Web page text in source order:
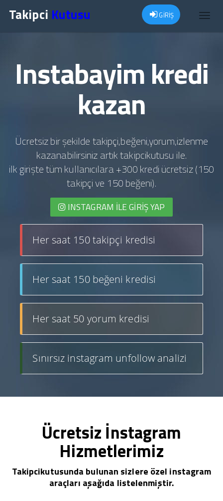
Takipci Kutusu GİRİŞ
Instabayim kredi
kazan
Ücretsiz bir şekilde takipçi,beğeni,yorum,izlenme
kazanabilirsiniz artık takipcikutusu ile.
ilk girişte tüm kullanıcılara +300 kredi ücretsiz (150
takipçi ve 150 beğeni).
INSTAGRAM İLE GIRIŞ YAP
Her saat 150 takipçi kredisi
Her saat 150 beğeni kredisi
Her saat 50 yorum kredisi
Sınırsız instagram unfollow analizi
Ücretsiz İnstagram
Hizmetlerimiz
Takipcikutusunda bulunan sizlere özel instagram
araçları aşağıda listelenmiştir.